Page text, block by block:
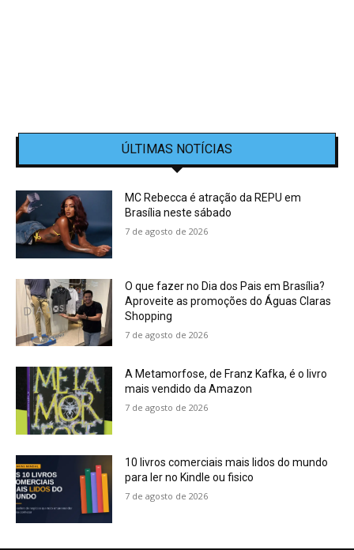
ÚLTIMAS NOTÍCIAS
MC Rebecca é atração da REPU em
Brasília neste sábado
7 de agosto de 2026
O que fazer no Dia dos Pais em Brasília?
Aproveite as promoções do Águas Claras
Shopping
7 de agosto de 2026
A Metamorfose, de Franz Kafka, é o livro
mais vendido da Amazon
7 de agosto de 2026
10 livros comerciais mais lidos do mundo
para ler no Kindle ou fisico
7 de agosto de 2026